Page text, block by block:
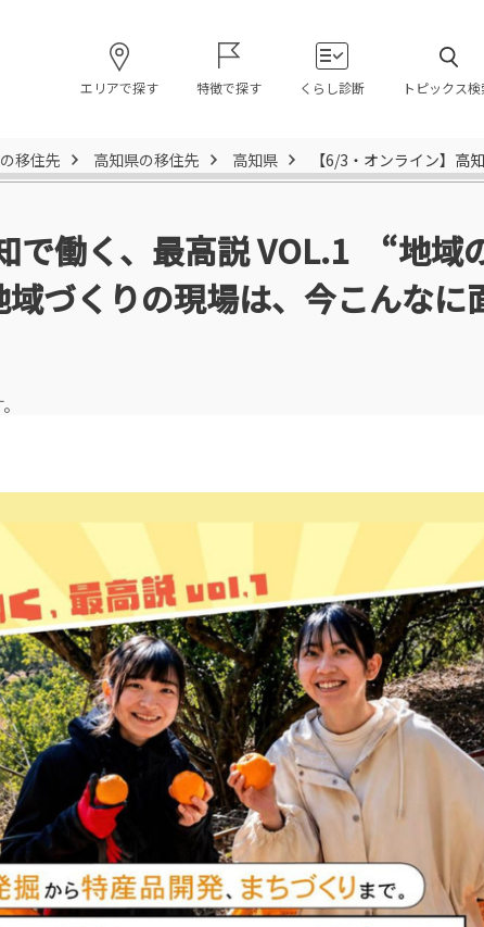
エリアで探す 特徴で探す くらし診断 トピックス
移住先 高知県の移住先 高知県 【6/3・オンライン】
で働く、最高説 VOL.1 “地域
づくりの現場は、今こんなに